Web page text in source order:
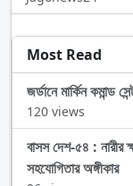
Most Read
জর্ডানে মার্কিন কমান্ড
120 views
বাসস দেশ-৫৪ : নারীর
সহযোগিতার অঙ্গীকার